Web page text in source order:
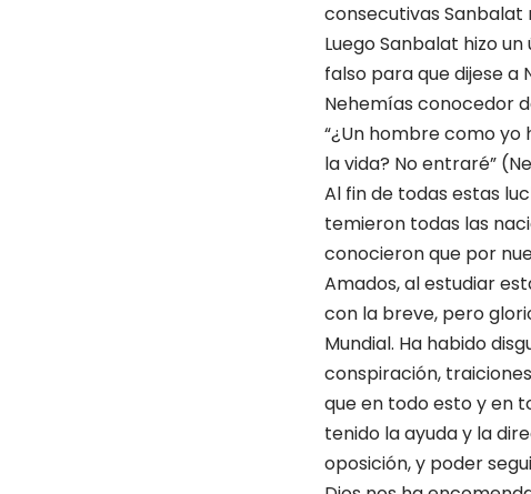
consecutivas Sanbalat
Luego Sanbalat hizo
falso para que dijese a
Nehemías conocedor
“¿Un hombre como yo
la vida? No entraré”
Al fin de todas estas
temieron todas las
conocieron que por
Amados, al estudiar
con la breve, pero
Mundial. Ha habido
conspiración,
que en todo esto y en
tenido la ayuda y la
oposición, y poder